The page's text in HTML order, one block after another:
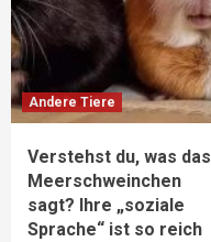
Andere Tiere
Verstehst du, was das
Meerschweinchen
sagt? Ihre „soziale
Sprache“ ist so reich